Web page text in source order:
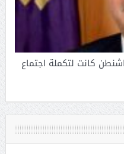
كانت لتكملة اجتماع